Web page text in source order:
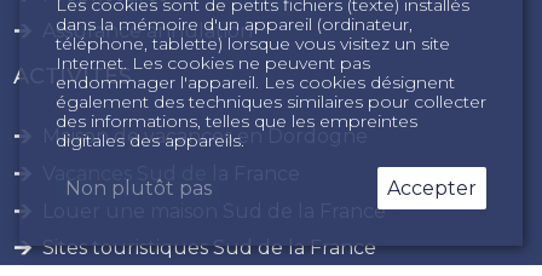
Assurance annulation
ACTIVITÉS
Maison de vacances en Dordogne
Vacances Sud de la France
Louer une maison Sud de la France
Sites touristiques Sud de la France
Les cookies sont de petits fichiers (texte) installés
dans la mémoire d'un appareil (ordinateur,
téléphone, tablette) lorsque vous visitez un site
Internet. Les cookies ne peuvent pas
endommager l'appareil. Les cookies désignent
également des techniques similaires pour collecter
des informations, telles que les empreintes
digitales des appareils.
Non plutôt pas Accepter